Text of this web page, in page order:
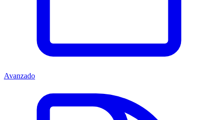
Avanzado